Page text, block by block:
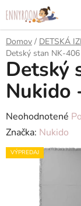
na
obsah
Domov / DETSKÁ
Detský stan NK-
Detský
Nukido
Priemerné
hodnotenie
produktu
Neohodnotené
Značka: Nukido
VÝPREDAJ